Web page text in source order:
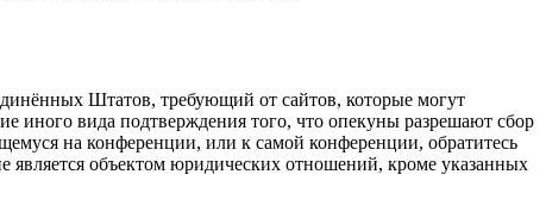
Штатов, требующий от сайтов, которые могут
иного вида подтверждения того, что опекуны разрешают сбор
на конференции, или к самой конференции, обратитесь
объектом юридических отношений, кроме указанных